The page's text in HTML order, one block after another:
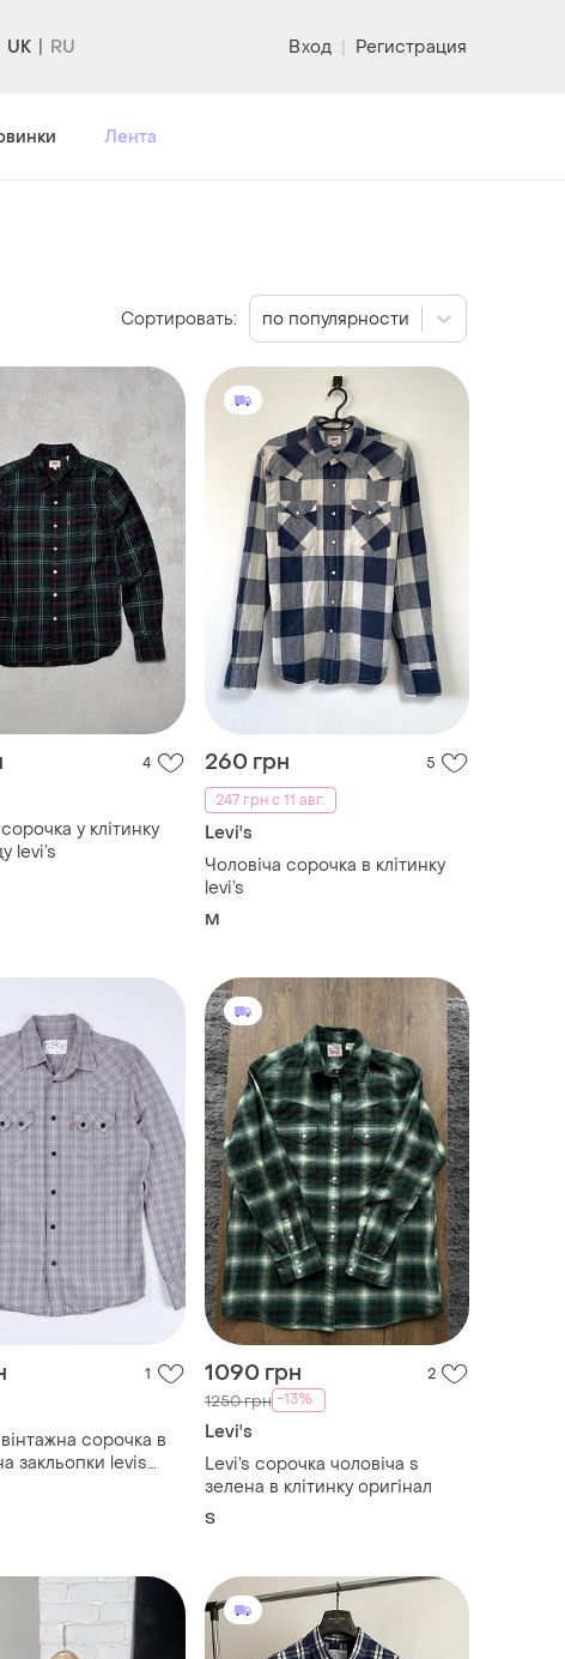
UK Вход | Регистрация
Лента
4
у клітинку
levi’s
260 грн
5
247 грн с 11 авг.
Levi's
Чоловіча сорочка в клітинку
levi’s
M
1
сорочка в
закльопки levis
1090 грн 2
1250 грн -13%
Levi's
Levi’s сорочка чоловіча s
зелена в клітинку оригінал
S
Сортировать: по популярности